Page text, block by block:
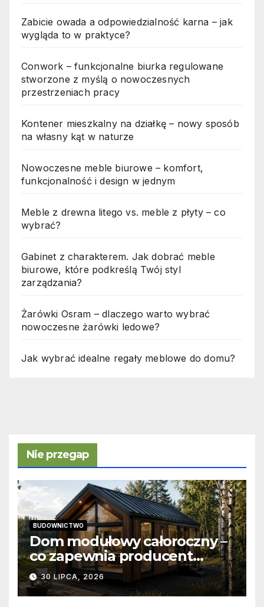
Zabicie owada a odpowiedzialność karna – jak
wygląda to w praktyce?
Conwork – funkcjonalne biurka regulowane
stworzone z myślą o nowoczesnych
przestrzeniach pracy
Kontener mieszkalny na działkę – nowy sposób
na własny kąt w naturze
Nowoczesne meble biurowe – komfort,
funkcjonalność i design w jednym
Meble z drewna litego vs. meble z płyty – co
wybrać?
Gabinet z charakterem. Jak dobrać meble
biurowe, które podkreślą Twój styl
zarządzania?
Żarówki Osram – dlaczego warto wybrać
nowoczesne żarówki ledowe?
Jak wybrać idealne regały meblowe do domu?
Nie przegap
BUDOWNICTWO
Dom modułowy całoroczny –
co zapewnia producent
domów modułowych?
30 LIPCA, 2026